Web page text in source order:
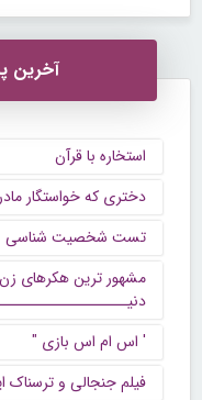
استخاره با قرآن
دختری که خواستگار
تست شخصیت شناسی
مشهور ترین هکرهای زن
' اس ام اس بازی "
فیلم جنجالی و ترسناک